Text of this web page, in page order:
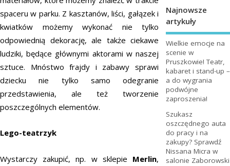
spaceru w parku. Z kasztanów, liści, gałązek i
kwiatków możemy wykonać nie tylko
odpowiednią dekorację, ale także ciekawe
ludziki, będące głównymi aktorami w naszej
sztuce. Mnóstwo frajdy i zabawy sprawi
dziecku nie tylko samo odegranie
przedstawienia, ale też tworzenie
poszczególnych elementów.
Lego-teatrzyk
Wystarczy zakupić, np. w sklepie Merlin,
Najnowsze
artykuły
Wielkie emocje na
scenie w
Pruszkowie! Teatr,
kabaret i stand-up –
a do wygrania
podwójne
zaproszenia!
Szukasz
oszczędnego auta
do pracy i na
zakupy? Sprawdź
Nissana Micra w
salonie Zaborowski